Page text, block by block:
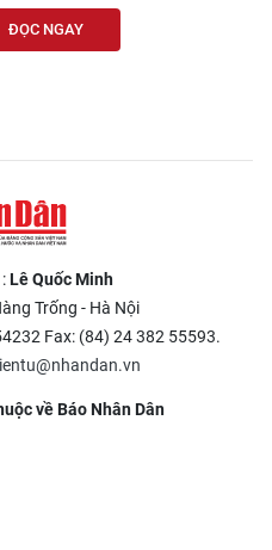
ĐỌC NGAY
Lê Quốc Minh
Trống - Hà Nội
Fax: (84) 24 382 55593.
về Báo Nhân Dân